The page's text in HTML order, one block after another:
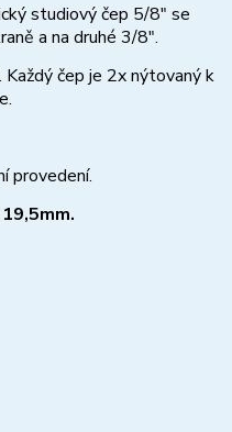
studiový čep 5/8" se
a na druhé 3/8".
čep je 2x nýtovaný k
provedení.